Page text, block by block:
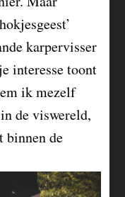
karpervisser
interesse toont
ik mezelf
de viswereld,
binnen de